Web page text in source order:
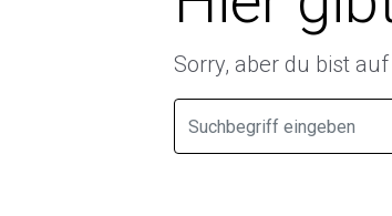
Sorry, aber du bist